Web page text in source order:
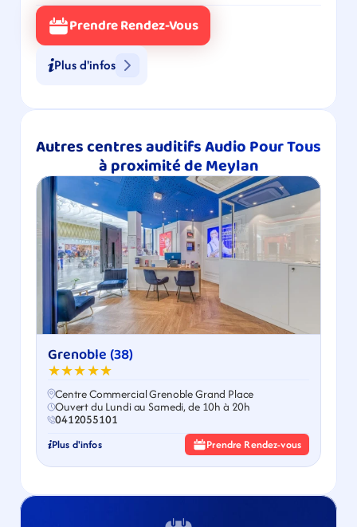
Prendre Rendez-Vous
Plus d'infos
Autres centres auditifs Audio Pour Tous
à proximité de Meylan
Grenoble (38)
★★★★★
Centre Commercial Grenoble Grand Place
Ouvert du Lundi au Samedi, de 10h à 20h
0412055101
Plus d'infos Prendre Rendez-vous